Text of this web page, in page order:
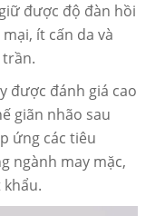
được độ đàn hồi
ít cấn da và
được đánh giá cao
giãn nhão sau
ứng các tiêu
ngành may mặc,